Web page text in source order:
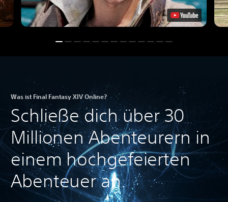
Was ist Final Fantasy XIV Online?
Schließe dich über 30
Millionen Abenteurern in
einem hochgefeierten
Abenteuer an.